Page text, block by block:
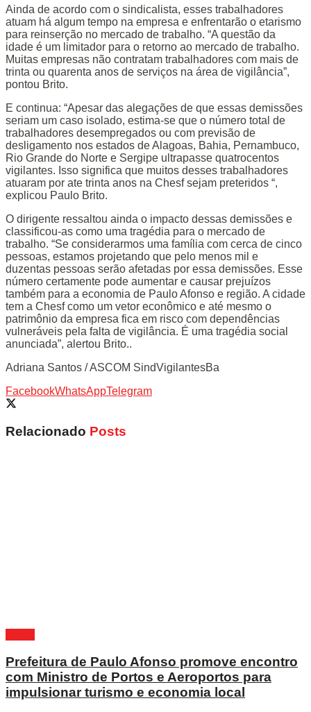
Ainda de acordo com o sindicalista, esses trabalhadores
atuam há algum tempo na empresa e enfrentarão o etarismo
para reinserção no mercado de trabalho. “A questão da
idade é um limitador para o retorno ao mercado de trabalho.
Muitas empresas não contratam trabalhadores com mais de
trinta ou quarenta anos de serviços na área de vigilância”,
pontou Brito.
E continua: “Apesar das alegações de que essas demissões
seriam um caso isolado, estima-se que o número total de
trabalhadores desempregados ou com previsão de
desligamento nos estados de Alagoas, Bahia, Pernambuco,
Rio Grande do Norte e Sergipe ultrapasse quatrocentos
vigilantes. Isso significa que muitos desses trabalhadores
atuaram por ate trinta anos na Chesf sejam preteridos “,
explicou Paulo Brito.
O dirigente ressaltou ainda o impacto dessas demissões e
classificou-as como uma tragédia para o mercado de
trabalho. “Se considerarmos uma família com cerca de cinco
pessoas, estamos projetando que pelo menos mil e
duzentas pessoas serão afetadas por essa demissões. Esse
número certamente pode aumentar e causar prejuízos
também para a economia de Paulo Afonso e região. A cidade
tem a Chesf como um vetor econômico e até mesmo o
patrimônio da empresa fica em risco com dependências
vulneráveis pela falta de vigilância. É uma tragédia social
anunciada”, alertou Brito..
Adriana Santos / ASCOM SindVigilantesBa
FacebookWhatsAppTelegram
Relacionado Posts
Prefeitura de Paulo Afonso promove encontro
com Ministro de Portos e Aeroportos para
impulsionar turismo e economia local